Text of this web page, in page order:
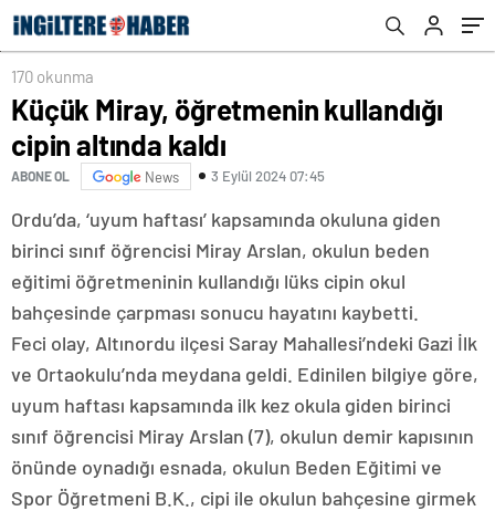
170 okunma
Küçük Miray, öğretmenin kullandığı
cipin altında kaldı
ABONE OL News 3 Eylül 2024 07:45
Ordu’da, ‘uyum haftası’ kapsamında okuluna giden
birinci sınıf öğrencisi Miray Arslan, okulun beden
eğitimi öğretmeninin kullandığı lüks cipin okul
bahçesinde çarpması sonucu hayatını kaybetti.
Feci olay, Altınordu ilçesi Saray Mahallesi’ndeki Gazi İlk
ve Ortaokulu’nda meydana geldi. Edinilen bilgiye göre,
uyum haftası kapsamında ilk kez okula giden birinci
sınıf öğrencisi Miray Arslan (7), okulun demir kapısının
önünde oynadığı esnada, okulun Beden Eğitimi ve
Spor Öğretmeni B.K., cipi ile okulun bahçesine girmek